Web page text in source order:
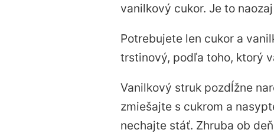
vanilkový cukor. Je to
Potrebujete len cukor a
trstinový, podľa toho, ktorý
Vanilkový struk pozdĺžne
zmiešajte s cukrom a
nechajte stáť. Zhruba ob